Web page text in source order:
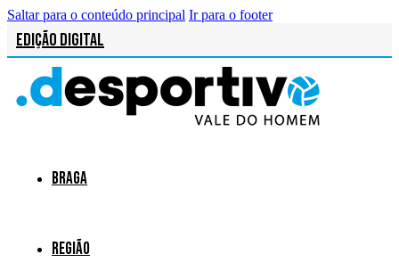
Saltar para o conteúdo principal Ir para o footer
Edição Digital
Braga
Região